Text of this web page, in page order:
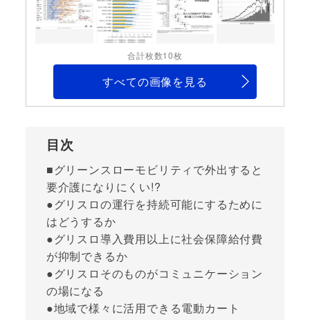
合計枚数10枚
すべての画像を見る
目次
■グリーンスローモビリティで外出すると
要介護になりにくい!?
●グリスロの運行を持続可能にするために
はどうするか
●グリスロ導入費用以上に社会保障給付費
が抑制できるか
●グリスロそのものがコミュニケーション
の場になる
●地域で様々に活用できる電動カート